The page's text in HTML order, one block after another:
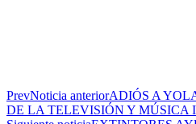
PrevNoticia anteriorADIÓS A
DE LA TELEVISIÓN Y MÚSICA